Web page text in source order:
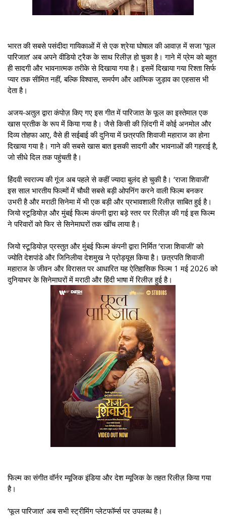
भारत की सबसे पसंदीदा गायिकाओं में से एक श्रेया घोषाल की आवाज़ में सजा ‘फूल
पारिजात’ अब अपने वीडियो ट्रैक के साथ रिलीज़ हो चुका है। गाने में प्रेम को बहुत
ही सादगी और भावनात्मक तरीके से दिखाया गया है। इसमें दिखाया गया रिश्ता सिर्फ
प्यार तक सीमित नहीं, बल्कि विश्वास, समर्पण और आत्मिक जुड़ाव का एहसास भी
देता है।
अजय-अतुल द्वारा कंपोज़ किए गए इस गीत में पारिजात के फूल का इस्तेमाल एक
खास प्रतीक के रूप में किया गया है। जैसे किसी की ज़िंदगी में कोई अनमोल और
दिव्य तोहफा आए, वैसे ही सईबाई की दुनिया में छत्रपति शिवाजी महाराज का होना
दिखाया गया है। गाने की सबसे खास बात इसकी सादगी और भावनाओं की गहराई है,
जो सीधे दिल तक पहुंचती है।
हिंदवी स्वराज्य की गूंज अब पहले से कहीं ज्यादा बुलंद हो चुकी है। ‘राजा शिवाजी’
इस साल भारतीय फिल्मों में चौथी सबसे बड़ी ओपनिंग करने वाली फिल्म बनकर
उभरी है और मराठी सिनेमा में भी एक बड़ी और प्रभावशाली रिलीज़ साबित हुई है।
जियो स्टूडियोज़ और मुंबई फिल्म कंपनी द्वारा बड़े स्तर पर रिलीज़ की गई इस फिल्म
ने परिवारों को फिर से सिनेमाघरों तक खींच लाया है।
जियो स्टूडियोज़ प्रस्तुत और मुंबई फिल्म कंपनी द्वारा निर्मित ‘राजा शिवाजी’ को
ज्योति देशपांडे और जिनिलीया देशमुख ने प्रोड्यूस किया है। छत्रपति शिवाजी
महाराज के जीवन और विरासत पर आधारित यह ऐतिहासिक फिल्म 1 मई 2026 को
दुनियाभर के सिनेमाघरों में मराठी और हिंदी भाषा में रिलीज़ हुई है।
फिल्म का संगीत वॉर्नर म्यूजिक इंडिया और देश म्यूजिक के तहत रिलीज़ किया गया
है।
‘फूल पारिजात’ अब सभी स्ट्रीमिंग प्लेटफॉर्म्स पर उपलब्ध है।